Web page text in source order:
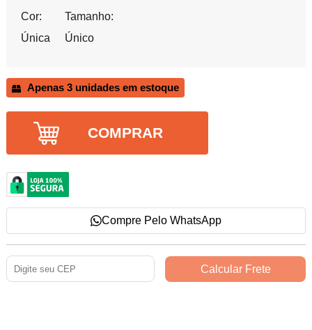
Cor:
Única
Tamanho:
Único
Apenas 3 unidades em estoque
COMPRAR
Compre Pelo WhatsApp